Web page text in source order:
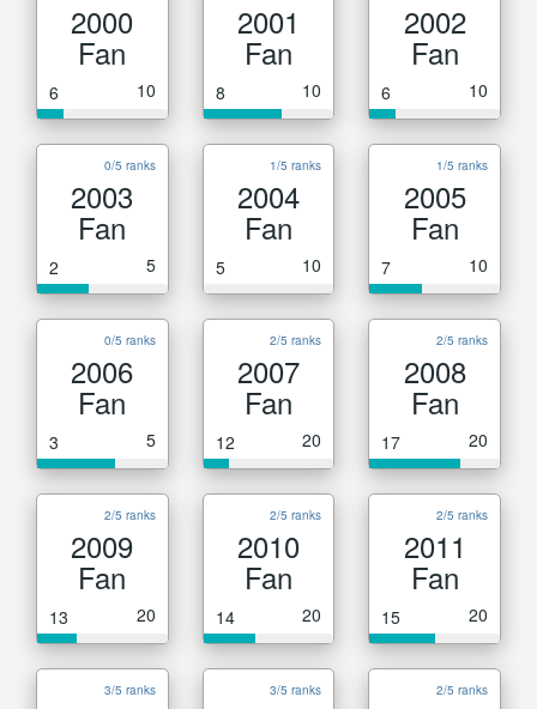
2000
Fan
6 10
2001
Fan
8 10
2002
Fan
6 10
0/5 ranks
2003
Fan
2 5
1/5 ranks
2004
Fan
5 10
1/5 ranks
2005
Fan
7 10
0/5 ranks
2006
Fan
3 5
2/5 ranks
2007
Fan
12 20
2/5 ranks
2008
Fan
17 20
2/5 ranks
2009
Fan
13 20
2/5 ranks
2010
Fan
14 20
2/5 ranks
2011
Fan
15 20
3/5 ranks 3/5 ranks 2/5 ranks